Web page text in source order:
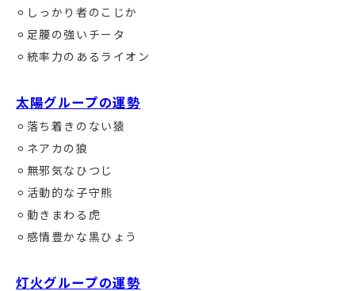
⚪︎しっかり者のこじか
⚪︎足腰の強いチータ
⚪︎統率力のあるライオン
太陽グループの運勢
⚪︎落ち着きのない猿
⚪︎ネアカの狼
⚪︎無邪気なひつじ
⚪︎活動的な子守熊
⚪︎動きまわる虎
⚪︎感情豊かな黒ひょう
灯火グループの運勢